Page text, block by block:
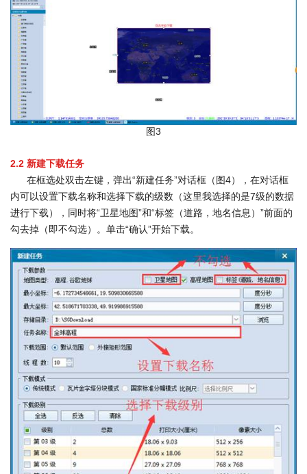
图3
2.2 新建下载任务
在框选处双击左键，弹出“新建任务”对话框（图4），在对话框
内可以设置下载名称和选择下载的级数（这里我选择的是7级的数据
进行下载），同时将“卫星地图”和“标签（道路，地名信息）”前面的
勾去掉（即不勾选）。单击“确认”开始下载。